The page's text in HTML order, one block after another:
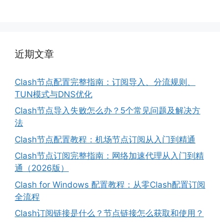
近期文章
Clash节点配置完整指南：订阅导入、分流规则、
TUN模式与DNS优化
Clash节点导入失败怎么办？5个常见问题及解决方
法
Clash节点配置教程：机场节点订阅从入门到精通
Clash节点订阅完整指南：网络加速代理从入门到精
通（2026版）
Clash for Windows 配置教程：从零Clash配置订阅
全流程
Clash订阅链接是什么？节点链接怎么获取和使用？